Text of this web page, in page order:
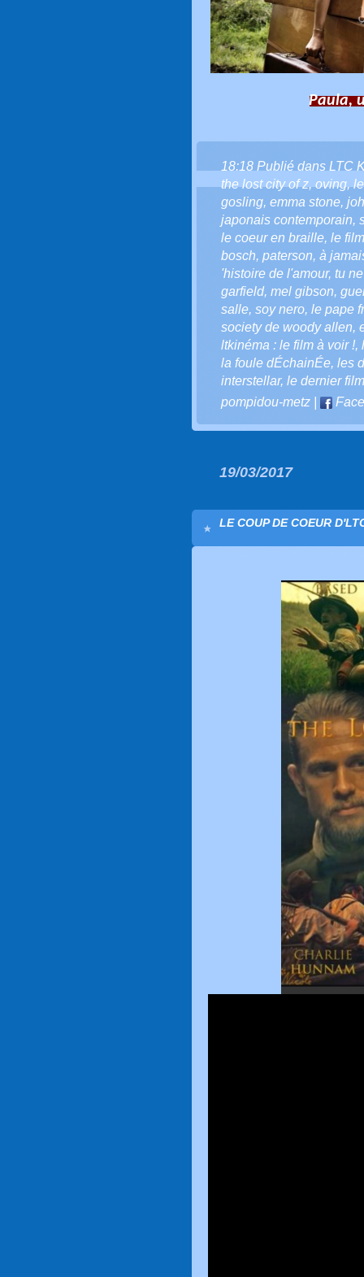
Paula,
18:18 Publié dans LTC
the lost city of z,oving,
gosling, emma stone,
japonais contemporain,
le coeur en braille, le
bosch, paterson, à
'histoire de l'amour, tu
garfield, mel gibson,
salle, soy nero, le pape
society de woody allen,
ltkinéma : le film à voir !,
la foule dÉchainÉe, les
interstellar, le dernier film
pompidou-metz
19/03/2017
LE COUP DE COEUR